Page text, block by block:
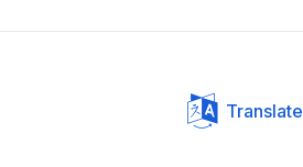
Translate